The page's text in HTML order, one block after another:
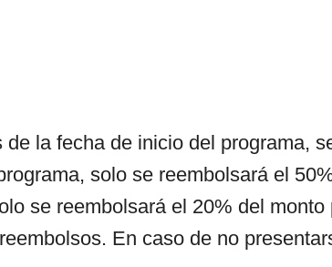
la fecha de inicio del programa,
solo se reembolsará el
se reembolsará el 20% del
En caso de no